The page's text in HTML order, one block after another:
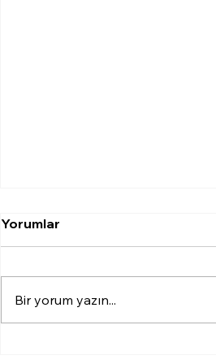
Burun Estetiği Sonrası
Yorumlar
Bir yorum yazın...